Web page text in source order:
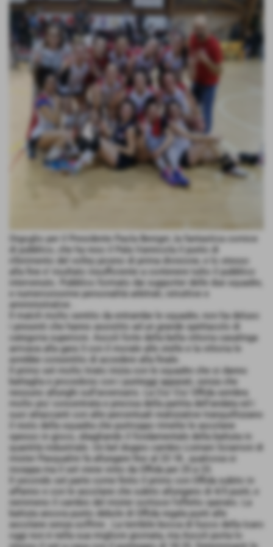
Orgoglio per il Presidente Paola Benigni ,la fantastica cornice
di pubblico, che ha reso il Pala Vannicola il punto di
riferimento del volley piceno di prima divisione, e lo stesso
alla fine e’ risultato insufficiente a contenere tutto il pubblico
intervenuto. Pubblico formato dai supporter delle due squadre,
e numerosissime personalità arbitrali, istruttive e
amministrative .
Il match molto sentito da entrambe le squadre, non ha deluso
i presenti che hanno assistito ad un grande spettacolo di
categoria superiore. Ascoli forte della bella vittoria casalinga
arrivava alla gara 3 con il morale alle stelle e la vittoria le
avrebbe consentito di accedere alla finale.
Il primo set molto tirato inizia con le squadre che si danno
battaglia e procedono con i punteggi appaiati, senza che
nessuno allunghi sull’avversario. La Ciu’ Ciu’ Offida sembra
molto piu’ concentrata e precisa della partita dell’andata ed i
suoi attaccanti con alte percentuali realizzative tranquillizzano
il resto della squadra che purtroppo rimette le ascolane
spesso in gioco, sbagliando il fondamentale della battuta in
quantità industriale. Un bel doppio cambio Listrani Sciarroni di
mister Pasqualini fa allungare fino al 23 18 , qualcosa si
inceppa ma il set viene vinto da Offida per 25 a 23.
Il secondo set parte come finito il primo con Offida subito in
affanno e con le ascolane che subito allungano di 4/5 punti, e
nemmeno il cambio del mister sortisce l’effetto sperato. La
battuta ancora punto debole di Offida regala punti alle
ascolane senza soffrire . La terribile bocca di fuoco della Icaro
oggi non è nella sua migliore giornata, ma Ascoli porta lo